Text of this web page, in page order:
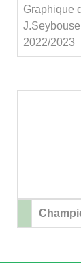
Graphique
2022/2023